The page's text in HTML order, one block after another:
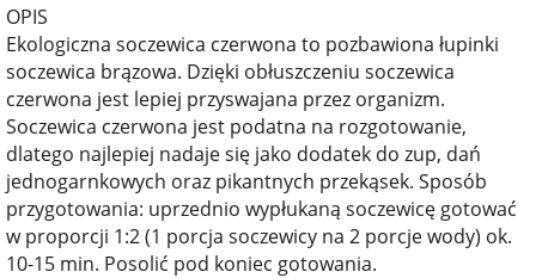
OPIS
Ekologiczna soczewica czerwona to pozbawiona łupinki
soczewica brązowa. Dzięki obłuszczeniu soczewica
czerwona jest lepiej przyswajana przez organizm.
Soczewica czerwona jest podatna na rozgotowanie,
dlatego najlepiej nadaje się jako dodatek do zup, dań
jednogarnkowych oraz pikantnych przekąsek. Sposób
przygotowania: uprzednio wypłukaną soczewicę gotować
w proporcji 1:2 (1 porcja soczewicy na 2 porcje wody) ok.
10-15 min. Posolić pod koniec gotowania.